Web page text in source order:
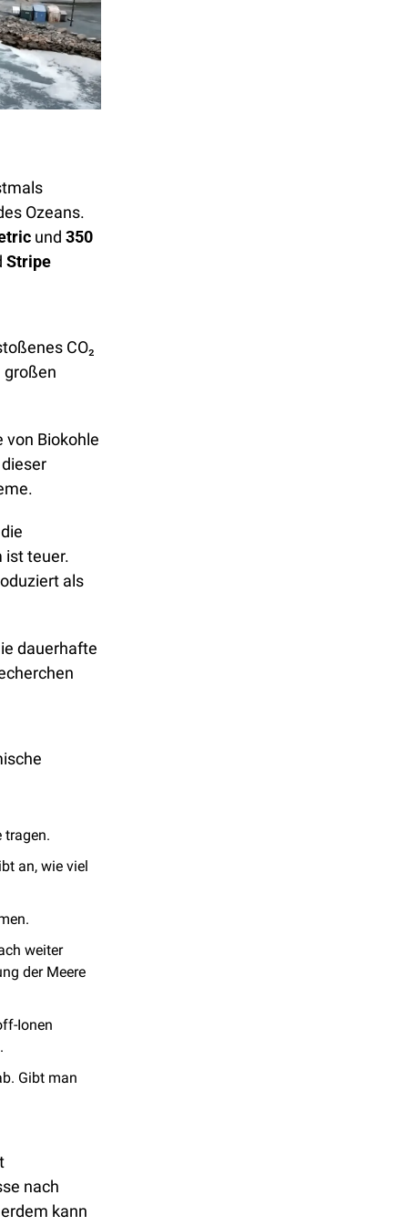
Ozeans.
und 350
Stripe
CO₂
großen
von Biokohle
ist teuer.
als
dauerhafte
tragen.
an, wie viel
weiter
der Meere
Ionen
Gibt man
nach
kann